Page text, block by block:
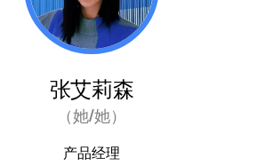
张艾莉森
（她/她）
产品经理